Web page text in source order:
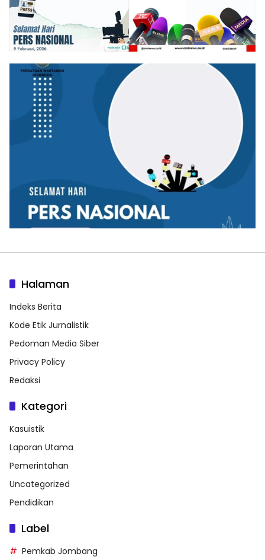
Halaman
Indeks Berita
Kode Etik Jurnalistik
Pedoman Media Siber
Privacy Policy
Redaksi
Kategori
Kasuistik
Laporan Utama
Pemerintahan
Uncategorized
Pendidikan
Label
Pemkab Jombang